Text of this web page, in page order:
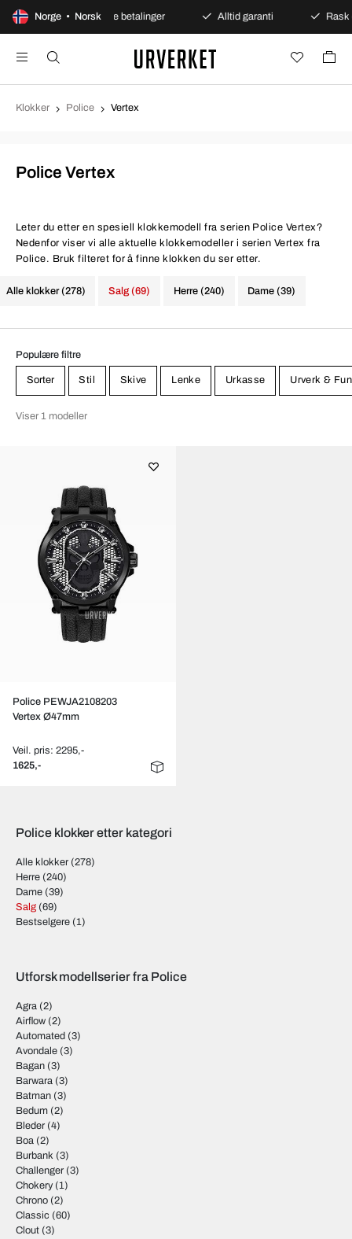
Norge • Norsk
kjøp Sikre betalinger Alltid garanti Rask og
Klokker Police Vertex
Police Vertex
Leter du etter en spesiell klokkemodell fra serien Police Vertex?
Nedenfor viser vi alle aktuelle klokkemodeller i serien Vertex fra
Police. Bruk filteret for å finne klokken du ser etter.
Alle klokker (278) Herre (240) Dame (39)
Salg (69)
Populære filtre
Sorter Stil Skive Lenke Urkasse Urverk &
Viser 1 modeller
Police PEWJA2108203
Vertex Ø47mm
Veil. pris: 2295,-
1625,-
Police klokker etter kategori
Alle klokker (278)
Herre (240)
Dame (39)
Salg (69)
Bestselgere (1)
Utforsk modellserier fra Police
Agra (2)
Airflow (2)
Automated (3)
Avondale (3)
Bagan (3)
Barwara (3)
Batman (3)
Bedum (2)
Bleder (4)
Boa (2)
Burbank (3)
Challenger (3)
Chokery(1)
Chrono (2)
Classic (60)
Clout (3)